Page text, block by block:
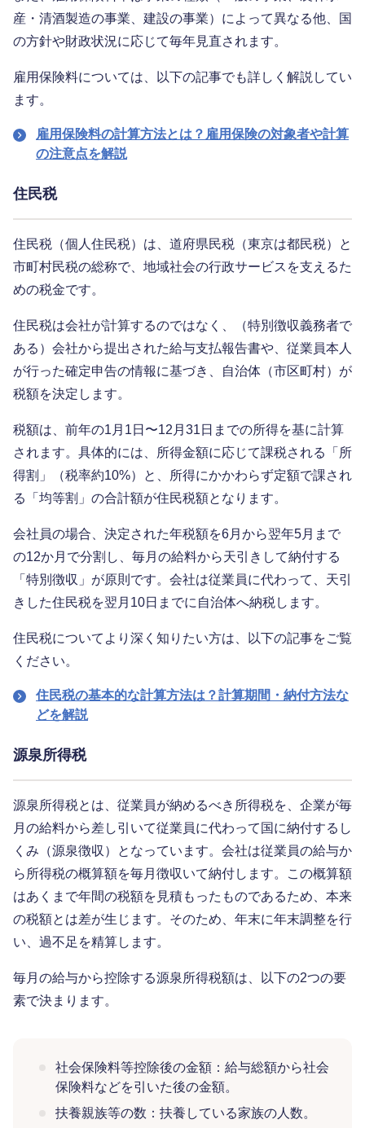
産・清酒製造の事業、建設の事業）によって異なる他、国
の方針や財政状況に応じて毎年見直されます。
雇用保険料については、以下の記事でも詳しく解説してい
ます。
雇用保険料の計算方法とは？雇用保険の対象者や計算
の注意点を解説
住民税
住民税（個人住民税）は、道府県民税（東京は都民税）と
市町村民税の総称で、地域社会の行政サービスを支えるた
めの税金です。
住民税は会社が計算するのではなく、（特別徴収義務者で
ある）会社から提出された給与支払報告書や、従業員本人
が行った確定申告の情報に基づき、自治体（市区町村）が
税額を決定します。
税額は、前年の1月1日〜12月31日までの所得を基に計算
されます。具体的には、所得金額に応じて課税される「所
得割」（税率約10%）と、所得にかかわらず定額で課され
る「均等割」の合計額が住民税額となります。
会社員の場合、決定された年税額を6月から翌年5月まで
の12か月で分割し、毎月の給料から天引きして納付する
「特別徴収」が原則です。会社は従業員に代わって、天引
きした住民税を翌月10日までに自治体へ納税します。
住民税についてより深く知りたい方は、以下の記事をご覧
ください。
住民税の基本的な計算方法は？計算期間・納付方法な
どを解説
源泉所得税
源泉所得税とは、従業員が納めるべき所得税を、企業が毎
月の給料から差し引いて従業員に代わって国に納付するし
くみ（源泉徴収）となっています。会社は従業員の給与か
ら所得税の概算額を毎月徴収いて納付します。この概算額
はあくまで年間の税額を見積もったものであるため、本来
の税額とは差が生じます。そのため、年末に年末調整を行
い、過不足を精算します。
毎月の給与から控除する源泉所得税額は、以下の2つの要
素で決まります。
社会保険料等控除後の金額：給与総額から社会
保険料などを引いた後の金額。
扶養親族等の数：扶養している家族の人数。